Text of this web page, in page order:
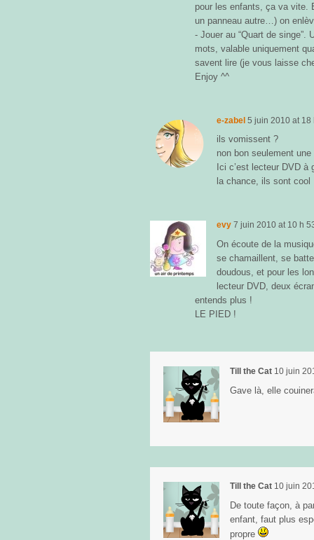
pour les enfants, ça va vite.
un panneau autre…) on
- Jouer au “Quart de singe”.
mots, valable uniquement
savent lire (je vous laisse
Enjoy ^^
e-zabel 5 juin 2010 at 18
ils vomissent ?
non bon seulement
Ici c’est lecteur DVD
la chance, ils sont cool
evy 7 juin 2010 at 10 h
On écoute de la
se chamaillent, se
doudous, et pour les
lecteur DVD, deux
entends plus !
LE PIED !
Till the Cat 10 juin
Gave là, elle
Till the Cat 10 juin
De toute façon, à
enfant, faut plus
propre